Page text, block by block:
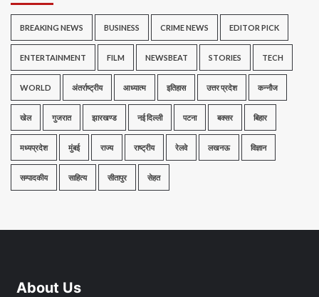
BREAKING NEWS BUSINESS CRIME NEWS EDITOR PICK
ENTERTAINMENT FILM NEWSBEAT STORIES TECH
WORLD अंतर्राष्ट्रीय आध्यात्म इतिहास उत्तर प्रदेश कन्नौज
खेल गुजरात झारखण्ड नई दिल्ली पटना बक्सर बिहार
मध्यप्रदेश मुंबई राज्य राष्ट्रीय रेलवे लखनऊ विज्ञान
सम्पादकीय साहित्य सीतापुर सेहत
About Us